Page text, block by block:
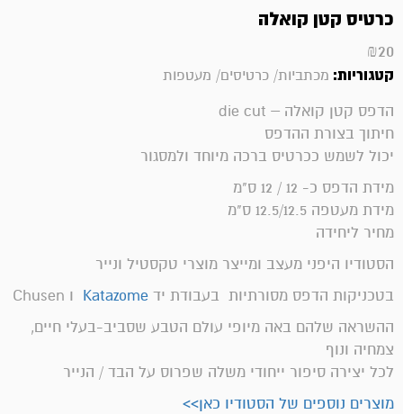
כרטיס קטן קואלה
₪20
קטגוריות: מכתביות/ כרטיסים/ מעטפות
הדפס קטן קואלה – die cut
חיתוך בצורת ההדפס
יכול לשמש ככרטיס ברכה מיוחד ולמסגור
מידת הדפס כ- 12 / 12 ס"מ
מידת מעטפה 12.5/12.5 ס"מ
מחיר ליחידה
הסטודיו היפני מעצב ומייצר מוצרי טקסטיל ונייר
בטכניקות הדפס מסורתיות בעבודת יד Katazome ו Chusen
ההשראה שלהם באה מיופי עולם הטבע שסביב-בעלי חיים,
צמחיה ונוף
לכל יצירה סיפור ייחודי משלה שפרוס על הבד / הנייר
מוצרים נוספים של הסטודיו כאן>>